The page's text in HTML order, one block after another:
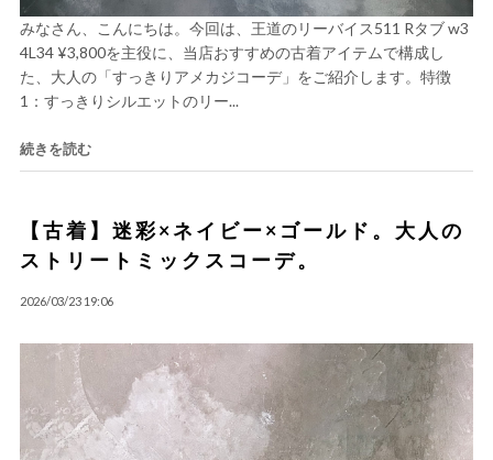
みなさん、こんにちは。今回は、王道のリーバイス511 Rタブ w3
4L34 ¥3,800を主役に、当店おすすめの古着アイテムで構成し
た、大人の「すっきりアメカジコーデ」をご紹介します。特徴
1：すっきりシルエットのリー...
続きを読む
【古着】迷彩×ネイビー×ゴールド。大人の
ストリートミックスコーデ。
2026/03/23 19:06